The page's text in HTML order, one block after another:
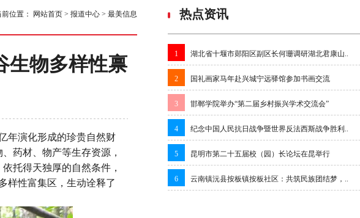
前位置： 网站首页 > 报道中心 > 最美信息
生物多样性禀
年演化形成的珍贵自然财
药材、物产等生存资源，
托得天独厚的自然条件，
样性富集区，生动诠释了
热点资讯
1 湖北省十堰市郧阳区副区长何珊调研湖北君康山..
2 国礼画家马年赴兴城宁远驿馆参加书画交流
3 邯郸学院举办“第二届乡村振兴学术交流会”
4 纪念中国人民抗日战争暨世界反法西斯战争胜利..
5 昆明市第二十五届校（园）长论坛在昆举行
6 云南镇沅县按板镇按板社区：共筑民族团结梦，..